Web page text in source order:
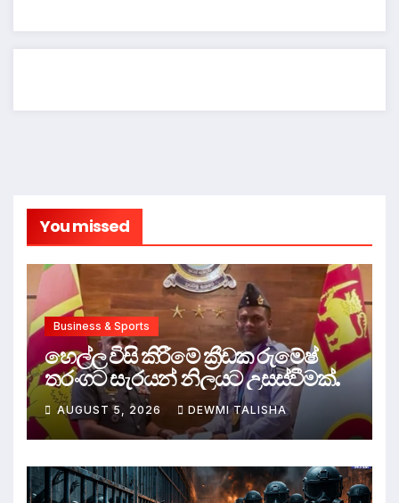
You missed
Business & Sports
හෙල්ල විසි කිරීමේ ක්‍රීඩක රුමේෂ්
තරංගට සැරයන් නිලයට උසස්වීමක්.
AUGUST 5, 2026 DEWMI TALISHA